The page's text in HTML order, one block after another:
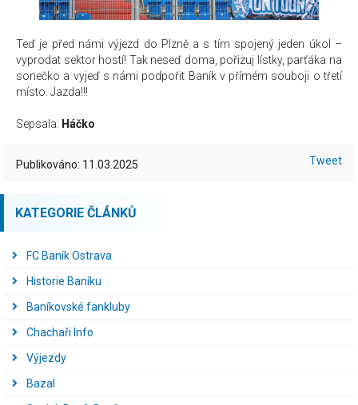
Teď je před námi výjezd do Plzně a s tím spojený jeden úkol –
vyprodat sektor hostí! Tak neseď doma, pořizuj lístky, parťáka na
sonečko a vyjeď s námi podpořit Baník v přímém souboji o třetí
místo. Jazda!!!
Sepsala: Háčko
Publikováno: 11.03.2025 Tweet
KATEGORIE ČLÁNKŮ
FC Baník Ostrava
Historie Baníku
Baníkovské fankluby
Chachaři Info
Výjezdy
Bazal